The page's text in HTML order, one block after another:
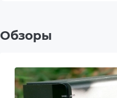
Файловая система
Обзоры